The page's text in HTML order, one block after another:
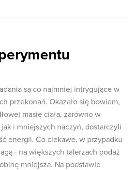
są co najmniej intrygujące w
przekonań. Okazało się bowiem,
masie ciała, zarówno w
i mniejszych naczyń, dostarczyli
energii. Co ciekawe, w przypadku
- na większych talerzach podaż
mniejsza. Na podstawie